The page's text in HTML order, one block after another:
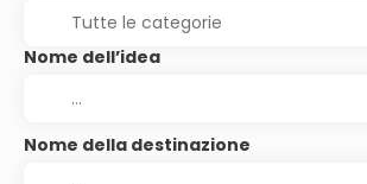
Nome dell’idea
Nome della destinazione